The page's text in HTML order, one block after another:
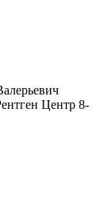
Центр 8-